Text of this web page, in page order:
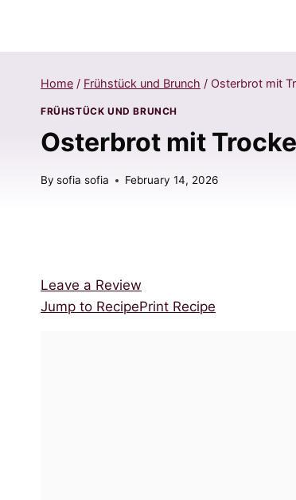
Home / Frühstück und Brunch / Osterbrot mit
FRÜHSTÜCK UND BRUNCH
Osterbrot mit
By sofia sofia February 14, 2026
Jump to RecipePrint Recipe
Leave a Review